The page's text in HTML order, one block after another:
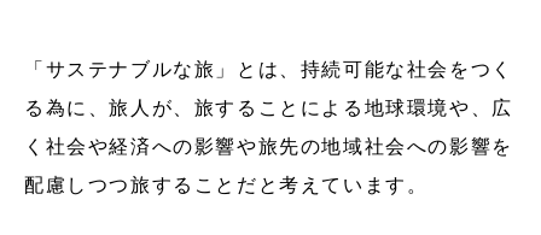
「サステナブルな旅」とは、持続可能な社会をつく
る為に、旅人が、旅することによる地球環境や、広
く社会や経済への影響や旅先の地域社会への影響を
配慮しつつ旅することだと考えています。